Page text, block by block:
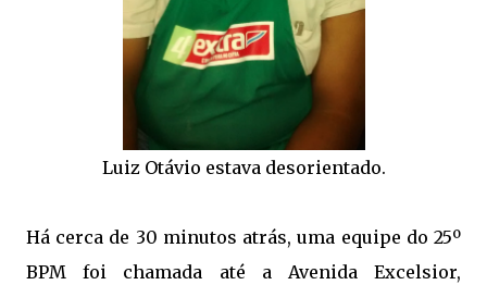
Luiz Otávio estava desorientado.
Há cerca de 30 minutos atrás, uma equipe do 25º
BPM foi chamada até a Avenida Excelsior,